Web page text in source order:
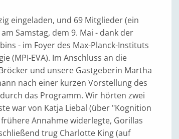
eingeladen, und 69 Mitglieder (ein
Samstag, dem 9. Mai - dank der
- im Foyer des Max-Planck-Instituts
(MPI-EVA). Im Anschluss an die
und unsere Gastgeberin Martha
nach einer kurzen Vorstellung des
das Programm. Wir hörten zwei
war von Katja Liebal (über "Kognition
Annahme widerlegte, Gorillas
trug Charlotte King (auf